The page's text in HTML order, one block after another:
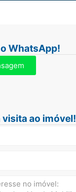
WhatsApp!
visita ao imóvel!